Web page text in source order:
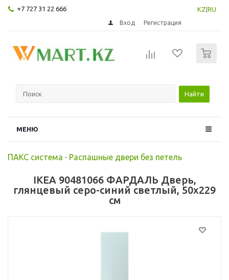
+7 727 31 22 666 KZ RU
Вход Регистрация
Найти
МЕНЮ
ПАКС система - Распашные двери без петель
IKEA 90481066 ФАРДАЛЬ Дверь,
глянцевый серо-синий светлый, 50x229
см